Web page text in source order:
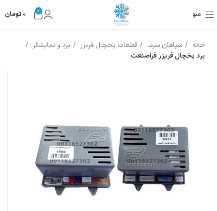
منو 0
0 تومان
خانه سپاهان سرما قطعات یخچال فریزر
برد و نمایشگر
برد یخچال فریزر فراصنعت